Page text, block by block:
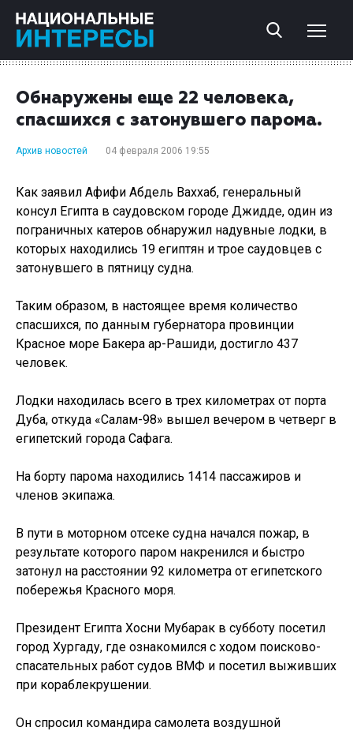
Обнаружены еще 22 человека,
спасшихся с затонувшего парома.
Архив новостей 04 февраля 2006 19:55
Как заявил Афифи Абдель Ваххаб, генеральный
консул Египта в саудовском городе Джидде, один из
пограничных катеров обнаружил надувные лодки, в
которых находились 19 египтян и трое саудовцев с
затонувшего в пятницу судна.
Таким образом, в настоящее время количество
спасшихся, по данным губернатора провинции
Красное море Бакера ар-Рашиди, достигло 437
человек.
Лодки находилась всего в трех километрах от порта
Дуба, откуда «Салам-98» вышел вечером в четверг в
египетский города Сафага.
На борту парома находились 1414 пассажиров и
членов экипажа.
В пути в моторном отсеке судна начался пожар, в
результате которого паром накренился и быстро
затонул на расстоянии 92 километра от египетского
побережья Красного моря.
Президент Египта Хосни Мубарак в субботу посетил
город Хургаду, где ознакомился с ходом поисково-
спасательных работ судов ВМФ и посетил выживших
при кораблекрушении.
Он спросил командира самолета воздушной